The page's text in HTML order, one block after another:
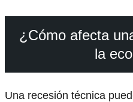
¿Cómo afecta
la
Una recesión técnica